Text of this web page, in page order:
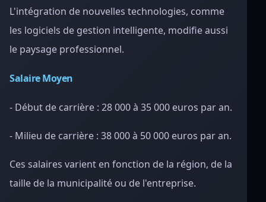
L'intégration de nouvelles technologies, comme
les logiciels de gestion intelligente, modifie aussi
le paysage professionnel.
Salaire Moyen
- Début de carrière : 28 000 à 35 000 euros par an.
- Milieu de carrière : 38 000 à 50 000 euros par an.
Ces salaires varient en fonction de la région, de la
taille de la municipalité ou de l'entreprise.